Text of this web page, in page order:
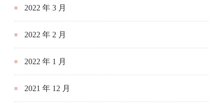
2022 年 3 月
2022 年 2 月
2022 年 1 月
2021 年 12 月